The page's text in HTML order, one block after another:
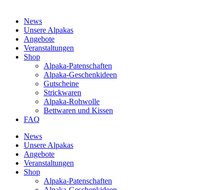
News
Unsere Alpakas
Angebote
Veranstaltungen
Shop
Alpaka-Patenschaften
Alpaka-Geschenkideen
Gutscheine
Strickwaren
Alpaka-Rohwolle
Bettwaren und Kissen
FAQ
News
Unsere Alpakas
Angebote
Veranstaltungen
Shop
Alpaka-Patenschaften